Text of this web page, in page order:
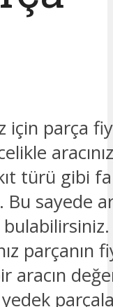
için parça
türü gibi
sayede
parçanın
aracın